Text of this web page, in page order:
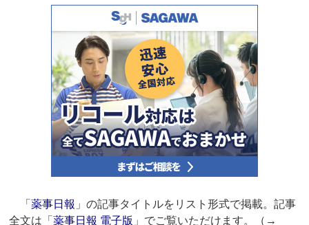
「薬事日報 」の記事タイトルをリスト形式で掲載。記事
全文は「薬事日報 電子版 」でご覧いただけます。（→